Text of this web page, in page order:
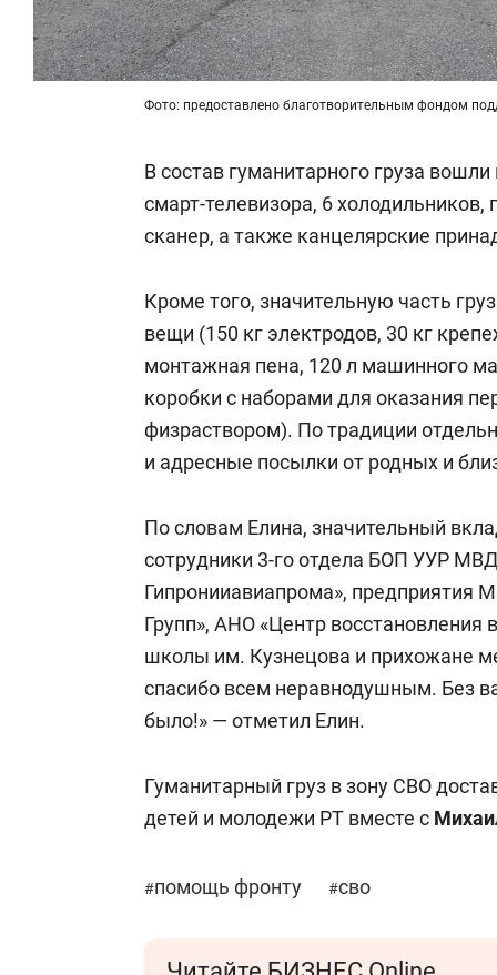
Фото: предоставлено благотворительным фондом
В состав гуманитарного груза
смарт-телевизора, 6
сканер, а также канцелярские
Кроме того, значительную часть
вещи (150 кг электродов, 30 кг
монтажная пена, 120 л машинного
коробки с наборами для оказания
физраствором). По традиции
и адресные посылки от родных и
По словам Елина, значительный
сотрудники 3-го отдела БОП УУР
Гипронииавиапрома», предприятия
Групп», АНО «Центр восстановления
школы им. Кузнецова и прихожане
спасибо всем неравнодушным. Без
было!» — отметил Елин.
Гуманитарный груз в зону СВО
детей и молодежи РТ вместе с
#помощь фронту #сво